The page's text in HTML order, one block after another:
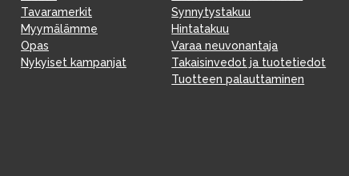
Tavaramerkit
Myymälämme
Opas
Nykyiset kampanjat
Synnytystakuu
Hintatakuu
Varaa neuvonantaja
Takaisinvedot ja tuotetiedot
Tuotteen palauttaminen